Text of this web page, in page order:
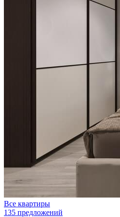
Все квартиры
135 предложений